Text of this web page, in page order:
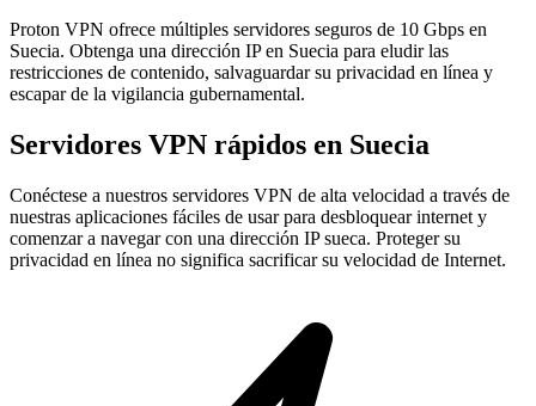
Proton VPN ofrece múltiples servidores seguros de 10 Gbps en
Suecia. Obtenga una dirección IP en Suecia para eludir las
restricciones de contenido, salvaguardar su privacidad en línea y
escapar de la vigilancia gubernamental.
Servidores VPN rápidos en Suecia
Conéctese a nuestros servidores VPN de alta velocidad a través de
nuestras aplicaciones fáciles de usar para desbloquear internet y
comenzar a navegar con una dirección IP sueca. Proteger su
privacidad en línea no significa sacrificar su velocidad de Internet.